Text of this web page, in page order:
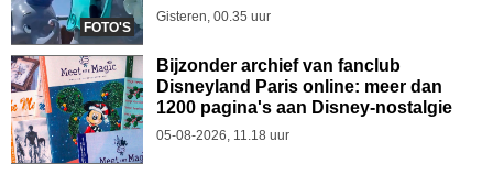
FOTO'S
Gisteren, 00.35 uur
Bijzonder archief van fanclub
Disneyland Paris online: meer dan
1200 pagina's aan Disney-nostalgie
05-08-2026, 11.18 uur